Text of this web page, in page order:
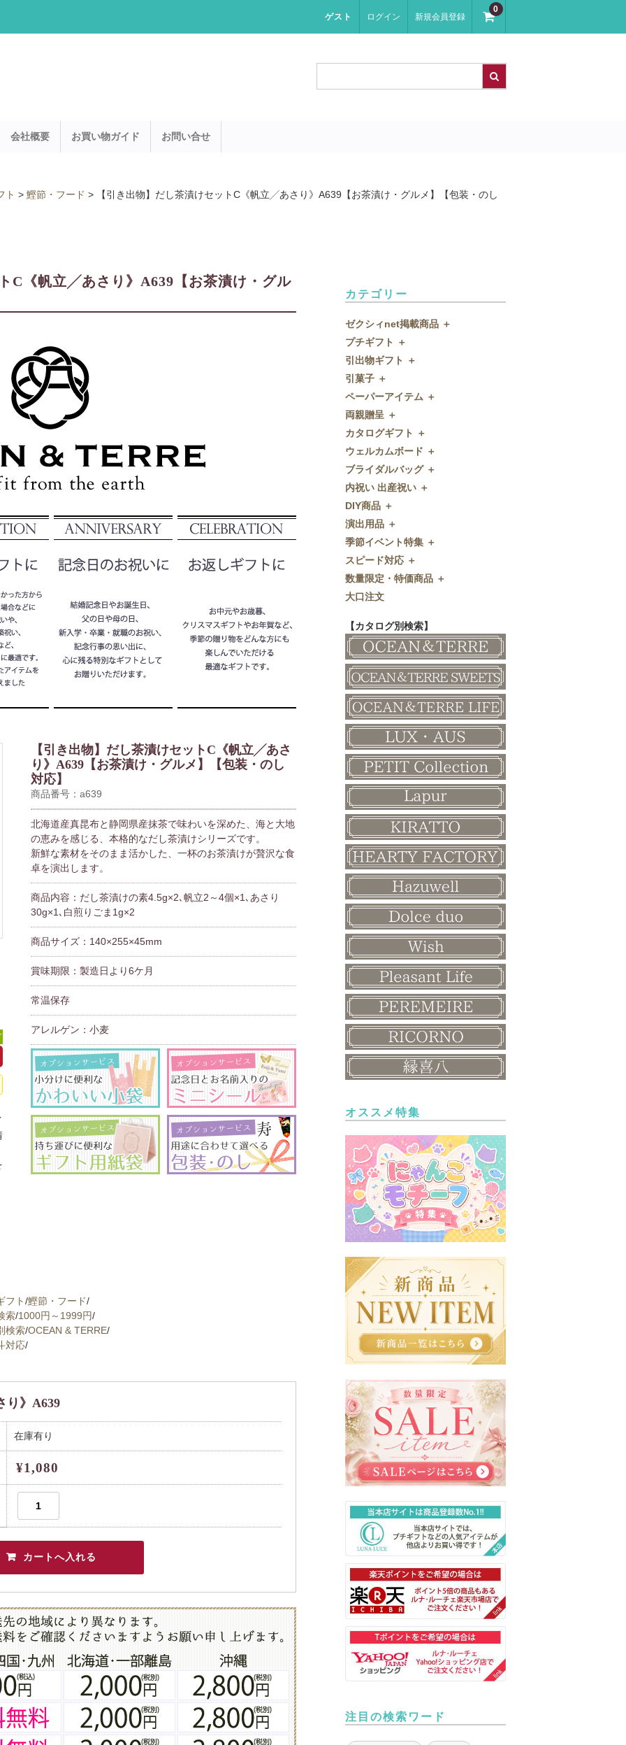
ゲスト ログイン 新規会員登録
0
会社概要 お買い物ガイド お問い合せ
ト > 鰹節・フード > 【引き出物】だし茶漬けセットC《帆立╱あさり》A639【お茶漬け・グルメ】【包装・のし
C《帆立╱あさり》A639【お茶漬け・グル
【引き出物】だし茶漬けセットC《帆立╱あさ
り》A639【お茶漬け・グルメ】【包装・のし
対応】
商品番号：a639
北海道産真昆布と静岡県産抹茶で味わいを深めた、海と大地
の恵みを感じる、本格的なだし茶漬けシリーズです。
新鮮な素材をそのまま活かした、一杯のお茶漬けが贅沢な食
卓を演出します。
商品内容：だし茶漬けの素4.5g×2､帆立2～4個×1､あさり
30g×1､白煎りごま1g×2
商品サイズ：140×255×45mm
賞味期限：製造日より6ケ月
常温保存
アレルゲン：小麦
フト/鰹節・フード/
索/1000円～1999円/
検索/OCEAN & TERRE/
対応/
り》A639
在庫有り
¥1,080
カテゴリー
ゼクシィnet掲載商品 ＋
ゼクシィnet掲載商品
プチギフト ＋
プチギフト
ウェルカムプチギフト
アメニティ
キャンディー・金平糖
クッキー
スプーン
チョコレート
ディズニー
ドラジェ
プチタオル
席札立て
耳かき＆ぺん
紅茶＆コーヒー
和風プチギフト
その他
引出物ギフト ＋
引出物ギフト
グラス
タオル・石鹸・名披露目
ディズニーギフト
今治タオル
引出物セット
和食器
名入れ贈呈品
特選ギフト
珈琲・紅茶
鰹節・フード
引菓子 ＋
引菓子
バウムクーヘン
洋菓子
和菓子
FLAVOR
ペーパーアイテム ＋
ペーパーアイテム
招待状
席次表
席札
付箋・メッセージカード
印刷代行
ディズニーシリーズ
両親贈呈 ＋
両親贈呈
ディズニーウェイトドール
ウェイトベア
子育て卒業証書
クロックギフト
カタログギフト ＋
カタログギフト
OCEAN&TERRE GOURMET
SHIKISAI ONE
Grace
ウェルカムボード ＋
ウェルカムボード
カラーステンドグラス調
ガラス
フラワータイプ
ペンダントクロック
ミラー
メッセージパズル
似顔絵
和風ボード
ブライダルバッグ ＋
ブライダルバッグ
内祝い 出産祝い ＋
内祝い 出産祝い
DIY商品 ＋
DIY商品
演出用品 ＋
演出用品
リングピロー
ブーケプルズ
結婚証明書
その他
季節イベント特集 ＋
季節イベント特集
サクラ
クローバー
クリスマス
バレンタイン
ホワイトデー
母の日
父の日
敬老の日
スピード対応 ＋
スピード対応
即日お急ぎ発送
数量限定・特価商品 ＋
数量限定・特価商品
大口注文
【カタログ別検索】
オススメ特集
注目の検索ワード